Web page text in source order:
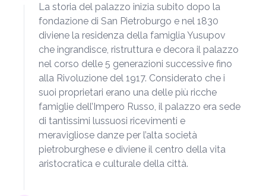
La storia del palazzo inizia subito dopo la
fondazione di San Pietroburgo e nel 1830
diviene la residenza della famiglia Yusupov
che ingrandisce, ristruttura e decora il palazzo
nel corso delle 5 generazioni successive fino
alla Rivoluzione del 1917. Considerato che i
suoi proprietari erano una delle più ricche
famiglie dell’Impero Russo, il palazzo era sede
di tantissimi lussuosi ricevimenti e
meravigliose danze per l’alta società
pietroburghese e diviene il centro della vita
aristocratica e culturale della città.